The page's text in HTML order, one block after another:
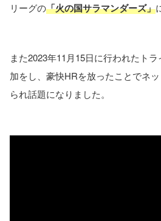
リーグの「火の国サラマンダーズ」
また2023年11月15日に行われたト
加をし、豪快HRを放ったことでネ
られ話題になりました。